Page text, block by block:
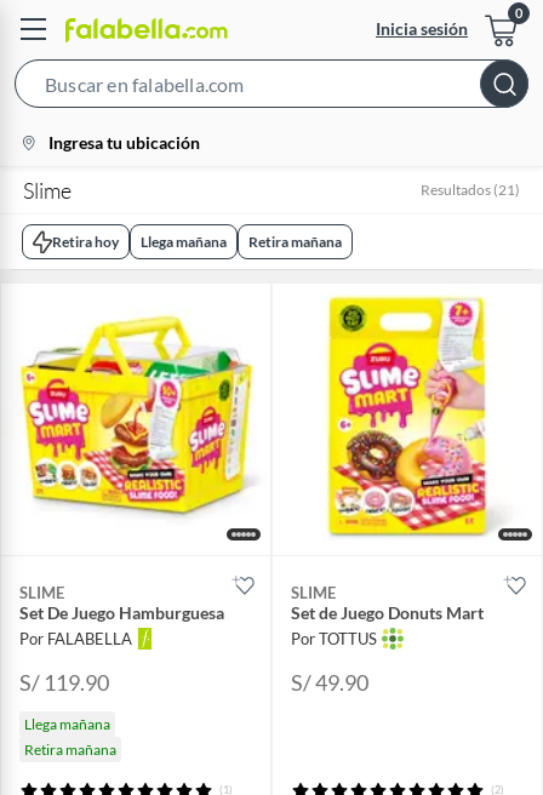
Inicia sesión
Bar
location-
icon
Ingresa tu ubicación
Slime Resultados (21)
Retira hoy Llega mañana Retira mañana
SLIME
Set De Juego Hamburguesa
Por FALABELLA
S/ 119.90
Llega mañana
Retira mañana
(1)
SLIME
Set de Juego Donuts Mart
Por TOTTUS
S/ 49.90
(2)